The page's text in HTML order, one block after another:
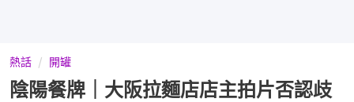
熱話 開罐
陰陽餐牌｜大阪拉麵店店主拍片否認歧